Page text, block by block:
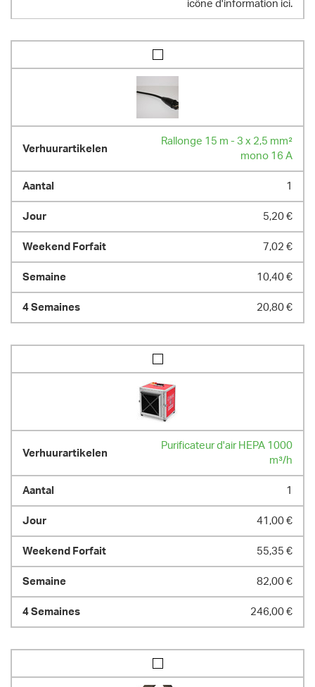
icône d'information ici.
Rallonge 15 m - 3 x 2,5 mm²
mono 16 A
1
5,20 €
7,02 €
10,40 €
20,80 €
Purificateur d'air HEPA 1000
m³/h
1
41,00 €
55,35 €
82,00 €
246,00 €